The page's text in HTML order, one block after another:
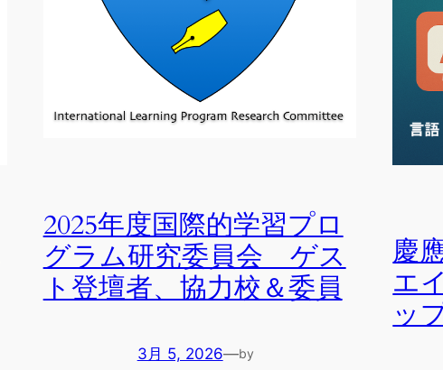
2025年度国際的学習プロ
グラム研究委員会 ゲス
ト登壇者、協力校＆委員
3月 5, 2026—by
慶
エ
ッ